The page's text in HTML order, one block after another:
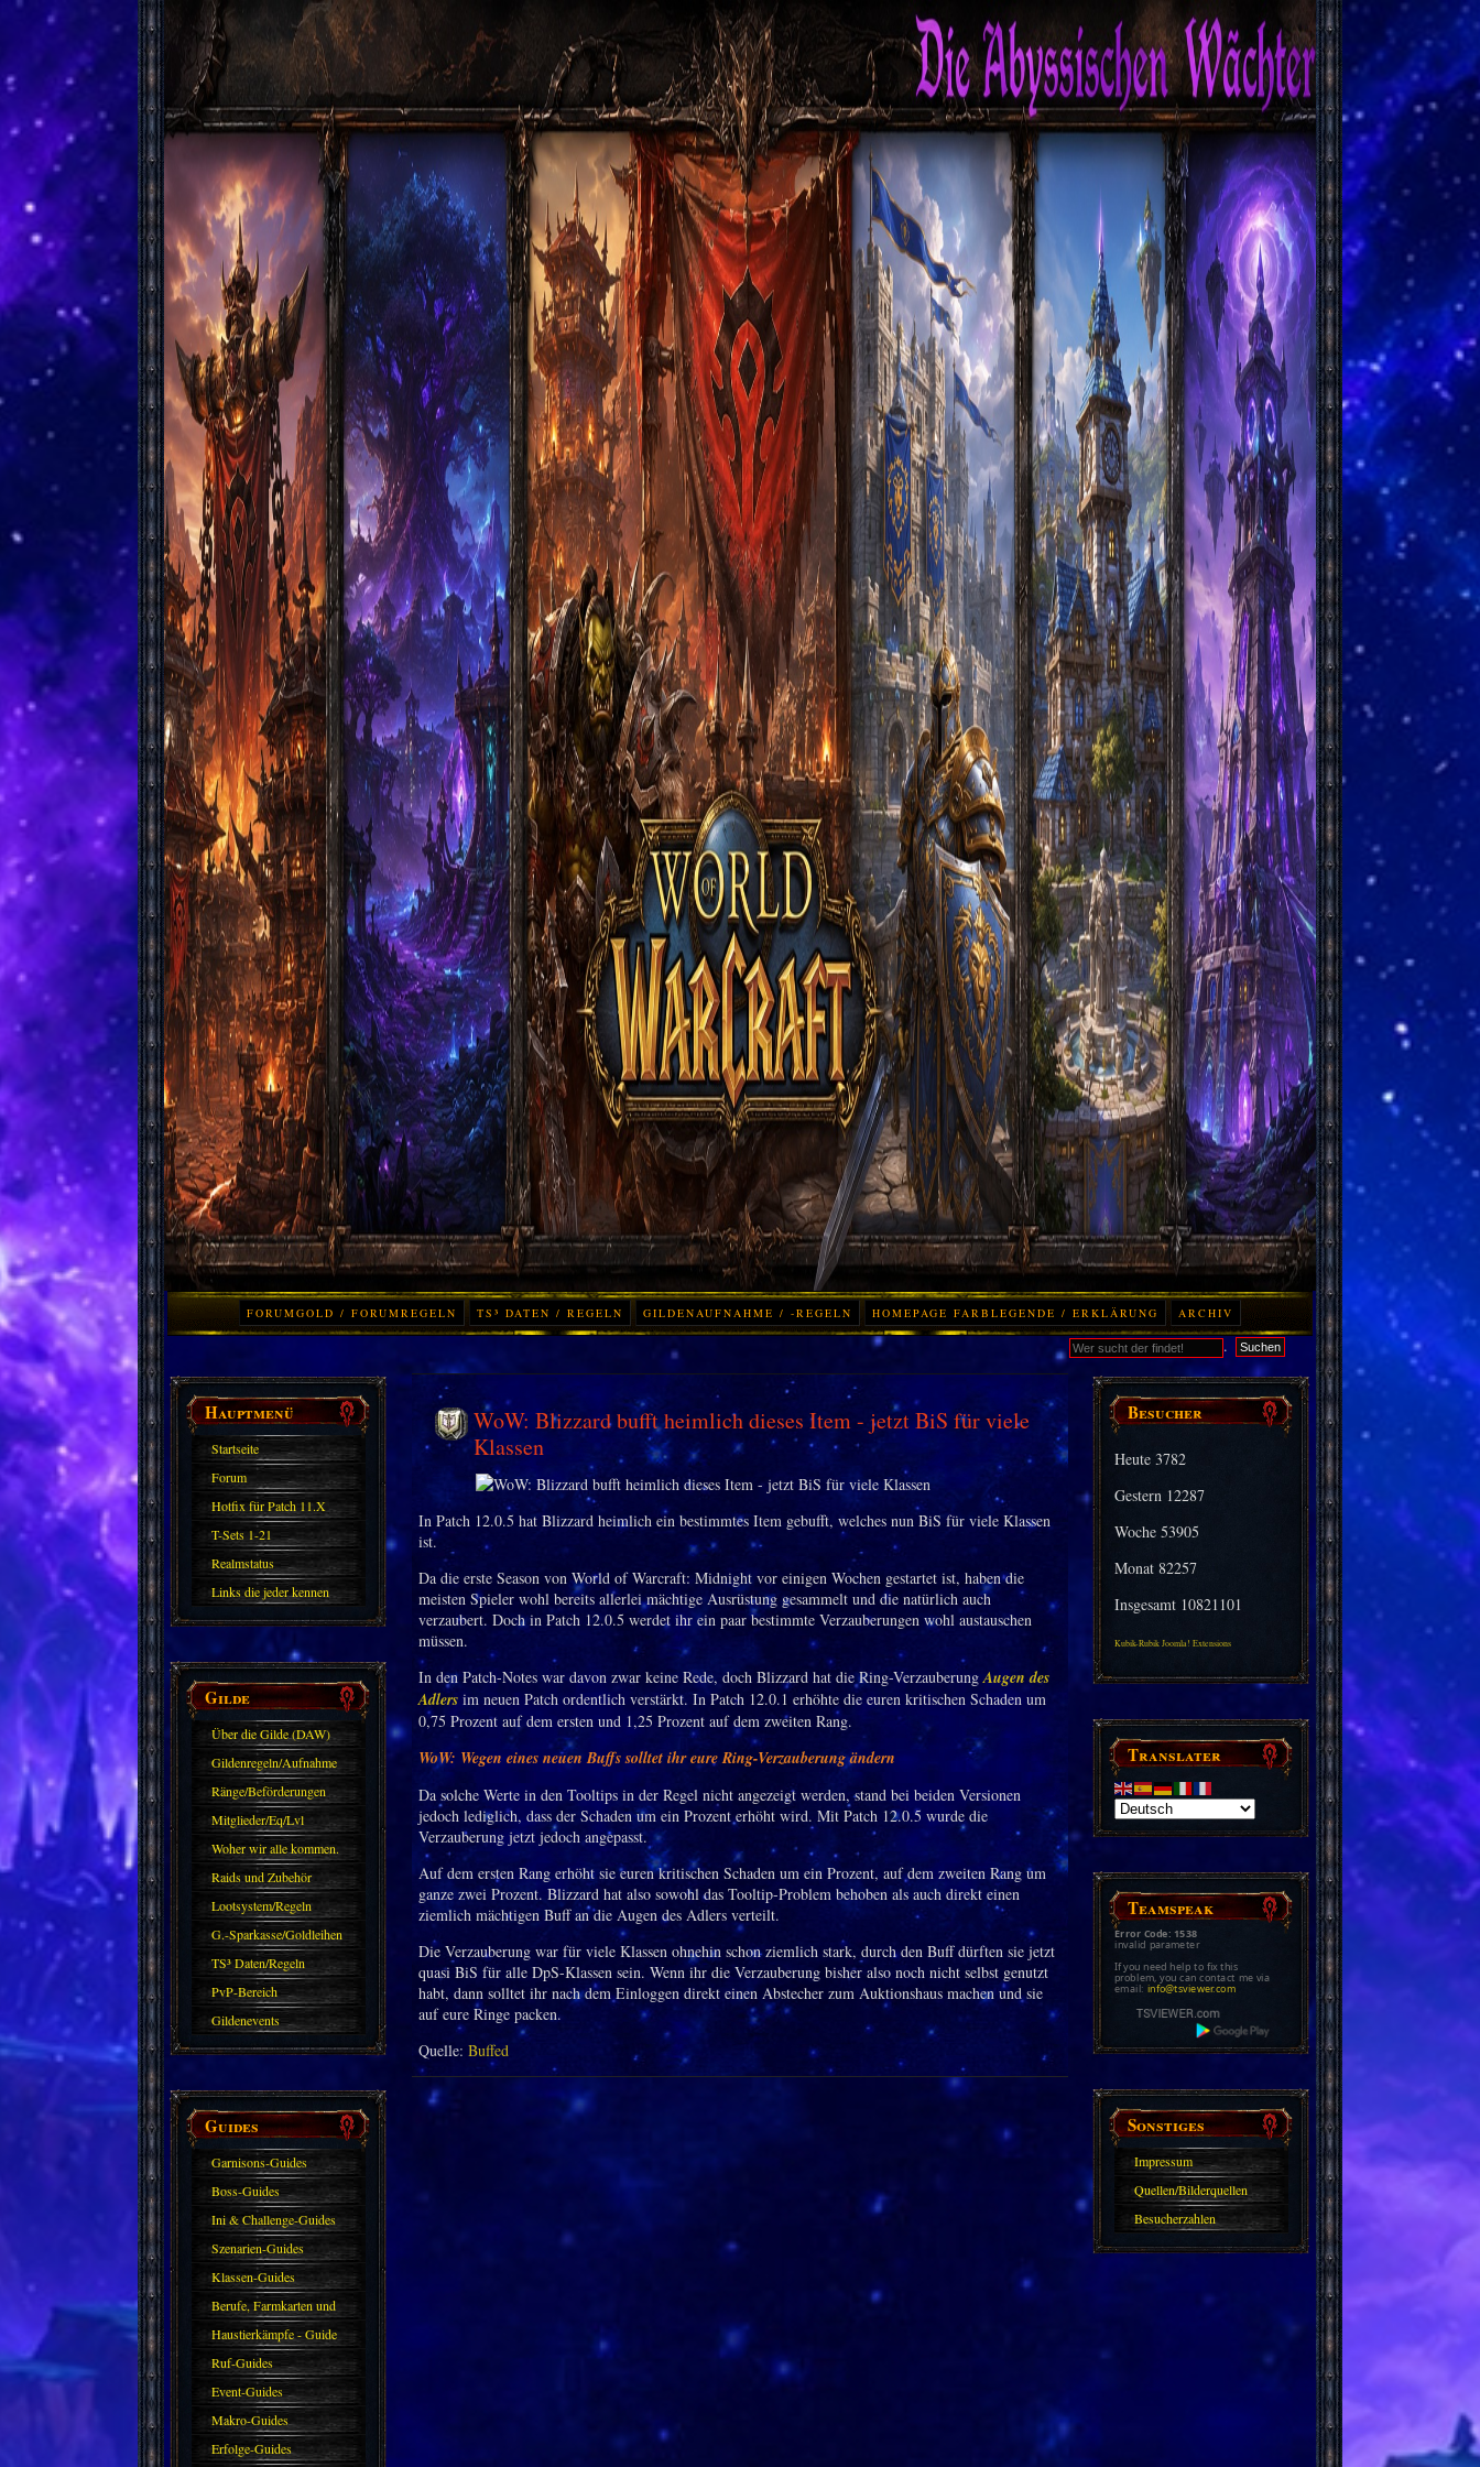
FORUMGOLD / FORUMREGELN TS³ DATEN / REGELN GILDENAUFNAHME / -REGELN HOMEPAGE FARBLEGENDE / ERKLÄRUNG ARCHIV
. Suchen
Hauptmenü
Startseite
Forum
Hotfix für Patch 11.X
T-Sets 1-21
Realmstatus
Links die jeder kennen
sollte?! Oder nicht?
Gilde
Über die Gilde (DAW)
Gildenregeln/Aufnahme
Ränge/Beförderungen
Mitglieder/Eq/Lvl
Woher wir alle kommen.
Raids und Zubehör
Lootsystem/Regeln
G.-Sparkasse/Goldleihen
TS³ Daten/Regeln
PvP-Bereich
Gildenevents
Guides
Garnisons-Guides
Boss-Guides
Ini & Challenge-Guides
Szenarien-Guides
Klassen-Guides
Berufe, Farmkarten und
Haustiere
Haustierkämpfe - Guide
Ruf-Guides
Event-Guides
Makro-Guides
Erfolge-Guides
Besucher
Heute3782
Gestern 12287
Woche53905
Monat82257
Insgesamt 10821101
Kubik-Rubik Joomla! Extensions
Translater
Teamspeak
Error Code: 1538
invalid parameter
If you need help to fix this
problem, you can contact me via
email: info@tsviewer.com
Sonstiges
Impressum
Quellen/Bilderquellen
Besucherzahlen
WoW: Blizzard bufft heimlich dieses Item - jetzt BiS für viele
Klassen
In Patch 12.0.5 hat Blizzard heimlich ein bestimmtes Item gebufft, welches nun BiS für viele Klassen
ist.
Da die erste Season von World of Warcraft: Midnight vor einigen Wochen gestartet ist, haben die
meisten Spieler wohl bereits allerlei mächtige Ausrüstung gesammelt und die natürlich auch
verzaubert. Doch in Patch 12.0.5 werdet ihr ein paar bestimmte Verzauberungen wohl austauschen
müssen.
In den Patch-Notes war davon zwar keine Rede, doch Blizzard hat die Ring-VerzauberungAugen des
Adlersim neuen Patch ordentlich verstärkt. In Patch 12.0.1 erhöhte die euren kritischen Schaden um
0,75 Prozent auf dem ersten und 1,25 Prozent auf dem zweiten Rang.
WoW: Wegen eines neuen Buffs solltet ihr eure Ring-Verzauberung ändern
Da solche Werte in den Tooltips in der Regel nicht angezeigt werden, stand bei beiden Versionen
jedoch lediglich, dass der Schaden um ein Prozent erhöht wird. Mit Patch 12.0.5 wurde die
Verzauberung jetzt jedoch angepasst.
Auf dem ersten Rang erhöht sie euren kritischen Schaden um ein Prozent, auf dem zweiten Rang um
ganze zwei Prozent. Blizzard hat also sowohl das Tooltip-Problem behoben als auch direkt einen
ziemlich mächtigen Buff an die Augen des Adlers verteilt.
Die Verzauberung war für viele Klassen ohnehin schon ziemlich stark, durch den Buff dürften sie jetzt
quasi BiS für alle DpS-Klassen sein. Wenn ihr die Verzauberung bisher also noch nicht selbst genutzt
habt, dann solltet ihr nach dem Einloggen direkt einen Abstecher zum Auktionshaus machen und sie
auf eure Ringe packen.
Quelle: Buffed